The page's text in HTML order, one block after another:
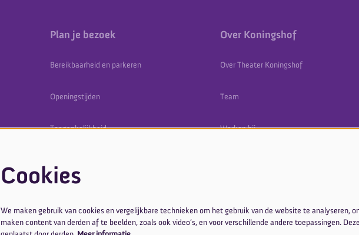
Plan je bezoek
Bereikbaarheid en parkeren
Openingstijden
Toegankelijkheid
Over Koningshof
Over Theater Koningshof
Team
Werken bij
Cookies
We maken gebruik van cookies en vergelijkbare technieken om het gebruik van de website te analyseren,
maken content van derden af te beelden, zoals ook video’s, en voor verschillende andere toepassingen.